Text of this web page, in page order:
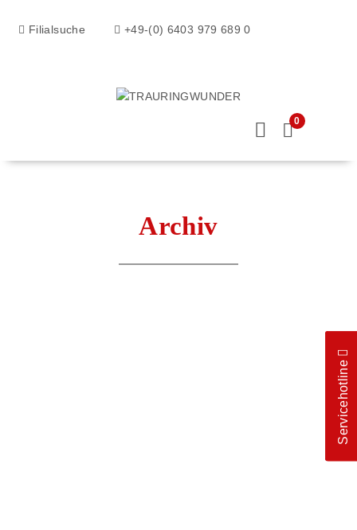
Filialsuche +49-(0) 6403 979 689 0
0
Archiv
Servicehotline